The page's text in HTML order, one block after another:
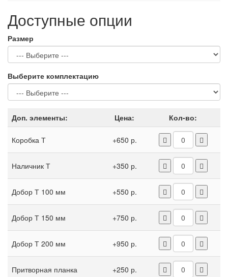
Доступные опции
Размер
Выберите комплектацию
Доп. элементы: Цена: Кол-во:
Коробка Т +650 р.
Наличник Т +350 р.
Добор Т 100 мм +550 р.
Добор Т 150 мм +750 р.
Добор Т 200 мм +950 р.
Притворная планка +250 р.